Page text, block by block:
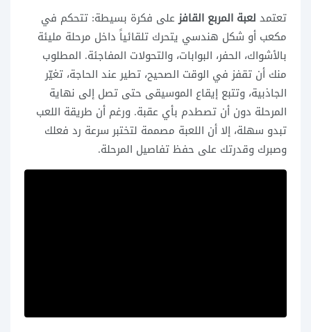
تعتمد لعبة المربع القافزعلى فكرة بسيطة: تتحكم في
مكعب أو شكل هندسي يتحرك تلقائياً داخل مرحلة مليئة
بالأشواك، الحفر، البوابات، والتحولات المفاجئة. المطلوب
منك أن تقفز في الوقت الصحيح، تطير عند الحاجة، تغيّر
الجاذبية، وتتبع إيقاع الموسيقى حتى تصل إلى نهاية
المرحلة دون أن تصطدم بأي عقبة. ورغم أن طريقة اللعب
تبدو سهلة، إلا أن اللعبة مصممة لتختبر سرعة رد فعلك
وصبرك وقدرتك على حفظ تفاصيل المرحلة.